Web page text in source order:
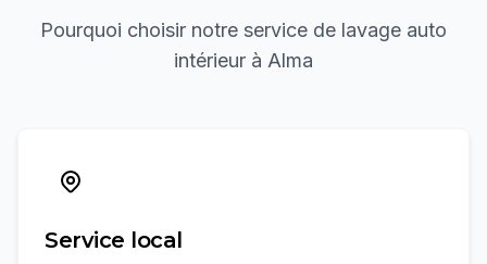
Pourquoi choisir notre service de lavage auto
intérieur à Alma
Service local